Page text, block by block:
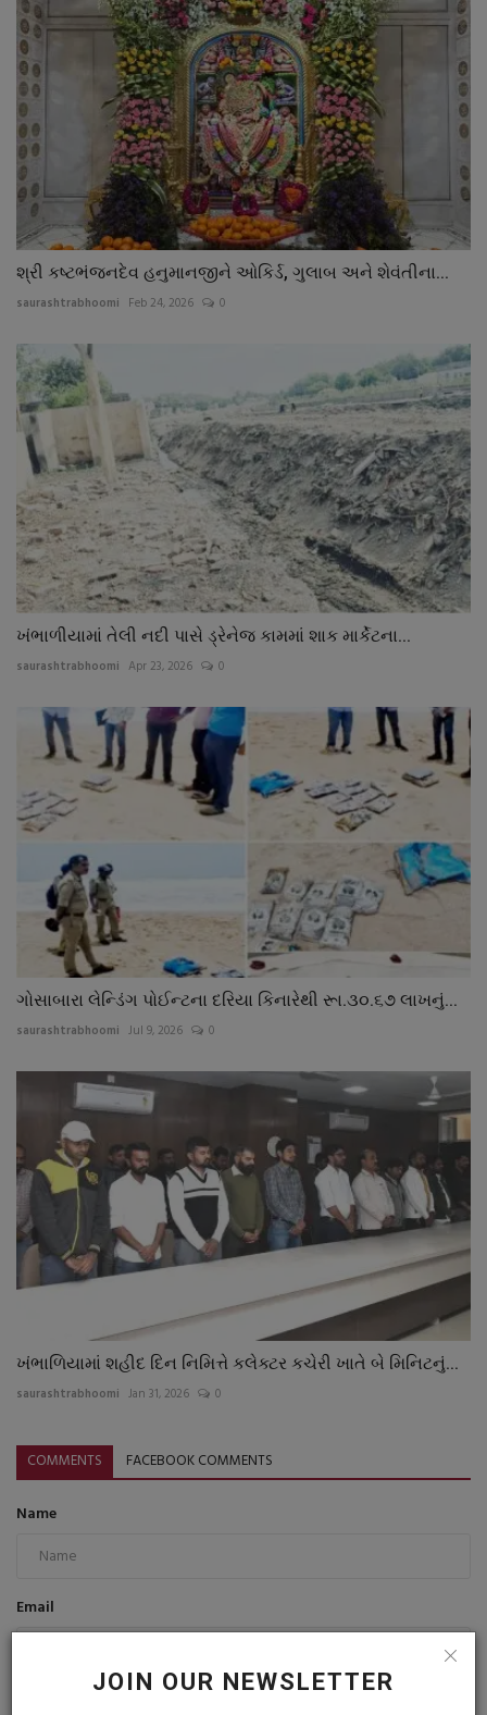
JOIN OUR NEWSLETTER
શ્રી કષ્ટભંજનદેવ હનુમાનજીને ઓકિર્ડ, ગુલાબ અને શેવંતીના...
saurashtrabhoomi Feb 24, 2026 0
ખંભાળીયામાં તેલી નદી પાસે ડ્રેનેજ કામમાં શાક માર્કેટના...
saurashtrabhoomi Apr 23, 2026 0
ગોસાબારા લેન્ડિંગ પોઈન્ટના દરિયા કિનારેથી રૂા.૩૦.૬૭ લાખનું...
saurashtrabhoomi Jul 9, 2026 0
ખંભાળિયામાં શહીદ દિન નિમિત્તે કલેક્ટર કચેરી ખાતે બે મિનિટનું...
saurashtrabhoomi Jan 31, 2026 0
COMMENTS FACEBOOK COMMENTS
Name
Email